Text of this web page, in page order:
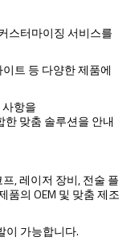
스터마이징 서비스를
트 등 다양한 제품에
항을
맞춤 솔루션을 안내
, 레이저 장비, 전술 플
품의 OEM 및 맞춤 제조
이 가능합니다.